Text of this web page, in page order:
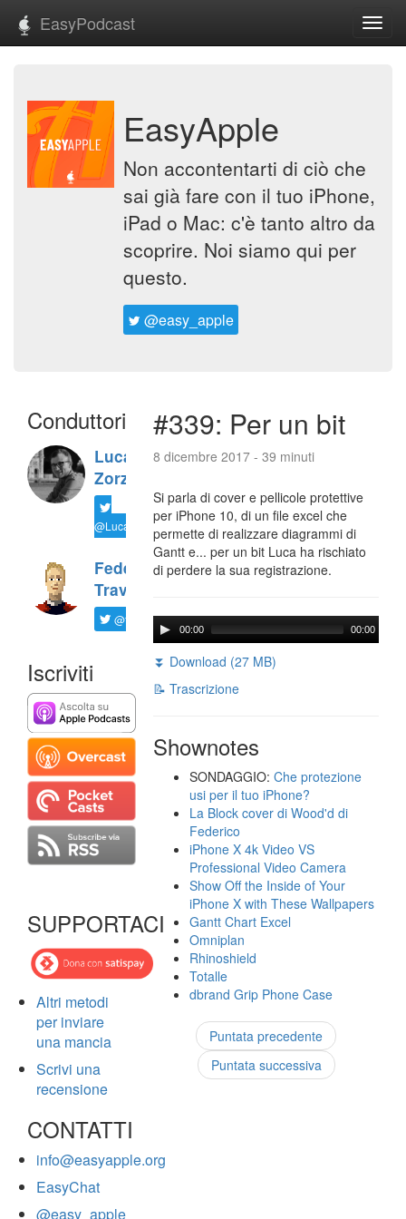
EasyPodcast
EasyApple
Non accontentarti di ciò che
sai già fare con il tuo iPhone,
iPad o Mac: c'è tanto altro da
scoprire. Noi siamo qui per
questo.
@easy_apple
Conduttori
Luca
Zorzi
@LucaTNT
Federico
Travaini
@ftrava
Iscriviti
SUPPORTACI
Altri metodi
per inviare
una mancia
Scrivi una
recensione
CONTATTI
info@easyapple.org
EasyChat
@easy_apple
#339: Per un bit
8 dicembre 2017 - 39 minuti
Si parla di cover e pellicole protettive
per iPhone 10, di un file excel che
permette di realizzare diagrammi di
Gantt e... per un bit Luca ha rischiato
di perdere la sua registrazione.
00:00 00:00
⏬ Download (27 MB)
📝 Trascrizione
Shownotes
SONDAGGIO:Che protezione
usi per il tuo iPhone?
La Block cover di Wood'd di
Federico
iPhone X 4k Video VS
Professional Video Camera
Show Off the Inside of Your
iPhone X with These Wallpapers
Gantt Chart Excel
Omniplan
Rhinoshield
Totalle
dbrand Grip Phone Case
Puntata precedente
Puntata successiva